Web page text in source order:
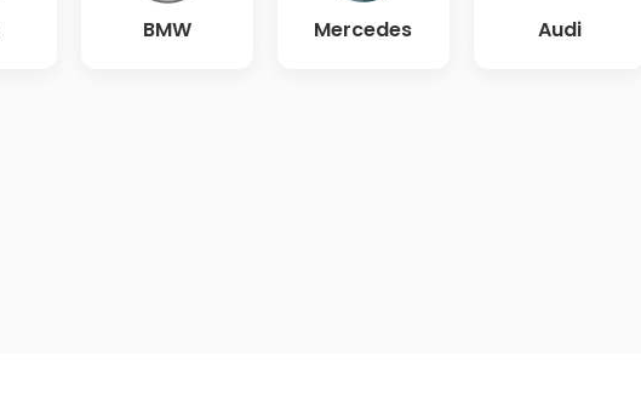
BMW Mercedes Audi